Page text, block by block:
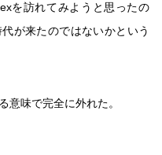
を訪れてみようと思ったの
が来たのではないかという
意味で完全に外れた。